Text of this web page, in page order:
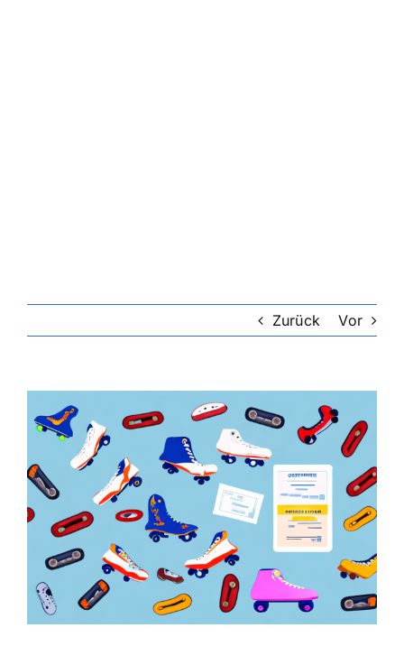
Zurück Vor
grösseres